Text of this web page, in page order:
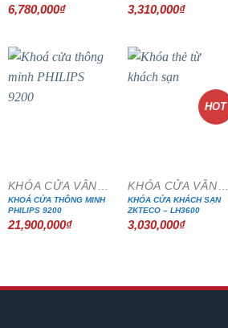
6,780,000₫ 3,310,000₫
KHÓA CỬA VÂN TAY
KHOÁ CỬA THÔNG MINH
PHILIPS 9200
21,900,000₫
HOT
KHÓA CỬA VÂN TAY
KHÓA CỬA KHÁCH SẠN
ZKTECO – LH3600
3,030,000₫